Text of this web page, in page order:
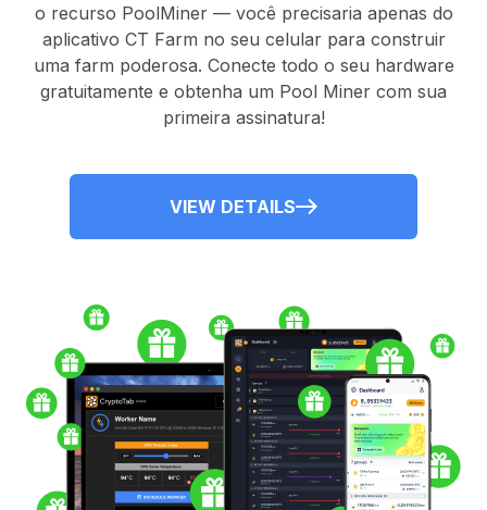
o recurso PoolMiner— você precisaria apenas do
aplicativo CT Farm no seu celular para construir
uma farm poderosa. Conecte todo o seu hardware
gratuitamente e obtenha um Pool Miner com sua
primeira assinatura!
VIEW DETAILS